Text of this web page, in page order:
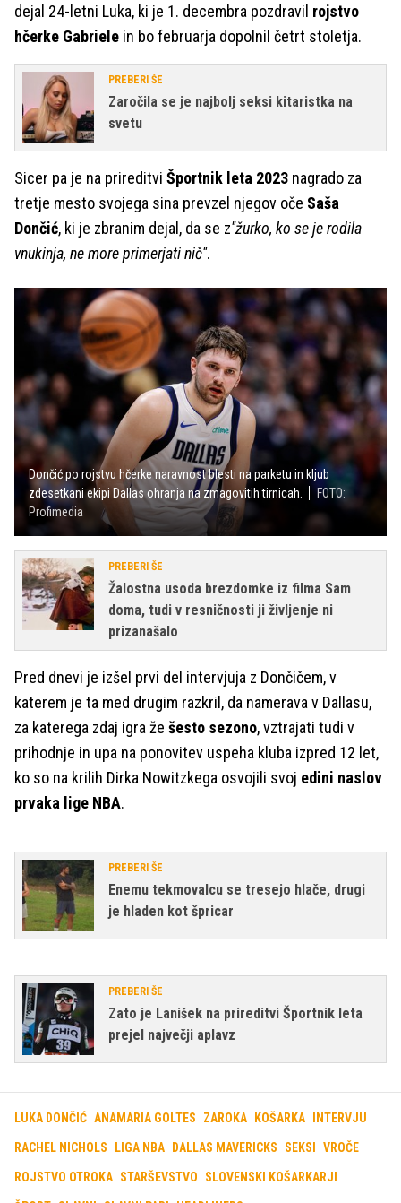
dejal 24-letni Luka, ki je 1. decembra pozdravil rojstvo
hčerke Gabriele in bo februarja dopolnil četrt stoletja.
PREBERI ŠE
Zaročila se je najbolj seksi kitaristka na
svetu
Sicer pa je na prireditvi Športnik leta 2023 nagrado za
tretje mesto svojega sina prevzel njegov oče Saša
Dončić, ki je zbranim dejal, da se z''žurko, ko se je rodila
vnukinja, ne more primerjati nič''.
Dončić po rojstvu hčerke naravnost blesti na parketu in kljub
zdesetkani ekipi Dallas ohranja na zmagovitih tirnicah.
FOTO:
Profimedia
PREBERI ŠE
Žalostna usoda brezdomke iz filma Sam
doma, tudi v resničnosti ji življenje ni
prizanašalo
Pred dnevi je izšel prvi del intervjuja z Dončičem, v
katerem je ta med drugim razkril, da namerava v Dallasu,
za katerega zdaj igra že šesto sezono, vztrajati tudi v
prihodnje in upa na ponovitev uspeha kluba izpred 12 let,
ko so na krilih Dirka Nowitzkega osvojili svoj edini naslov
prvaka lige NBA.
PREBERI ŠE
Enemu tekmovalcu se tresejo hlače, drugi
je hladen kot špricar
PREBERI ŠE
Zato je Lanišek na prireditvi Športnik leta
prejel največji aplavz
LUKA DONČIĆ ANAMARIA GOLTES ZAROKA KOŠARKA INTERVJU
RACHEL NICHOLS LIGA NBA DALLAS MAVERICKS SEKSI VROČE
ROJSTVO OTROKA STARŠEVSTVO SLOVENSKI KOŠARKARJI